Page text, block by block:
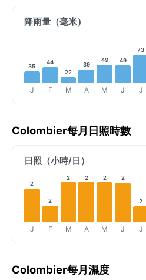
降雨量（毫米）
35
J
44
F
22
M
39
A
49
M
49
J
73
J
Colombier每月日照時數
日照（小時/日）
2
J
2
F
2
M
2
A
2
M
2
J
2
J
Colombier每月濕度